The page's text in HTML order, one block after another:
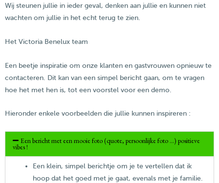
Wij steunen jullie in ieder geval, denken aan jullie en kunnen niet
wachten om jullie in het echt terug te zien.
Het Victoria Benelux team
Een beetje inspiratie om onze klanten en gastvrouwen opnieuw te
contacteren. Dit kan van een simpel bericht gaan, om te vragen
hoe het met hen is, tot een voorstel voor een demo.
Hieronder enkele voorbeelden die jullie kunnen inspireren :
Een bericht met een mooie foto (quote, persoonlijke foto …) positieve
vibes !
Een klein, simpel berichtje om je te vertellen dat ik
hoop dat het goed met je gaat, evenals met je familie.